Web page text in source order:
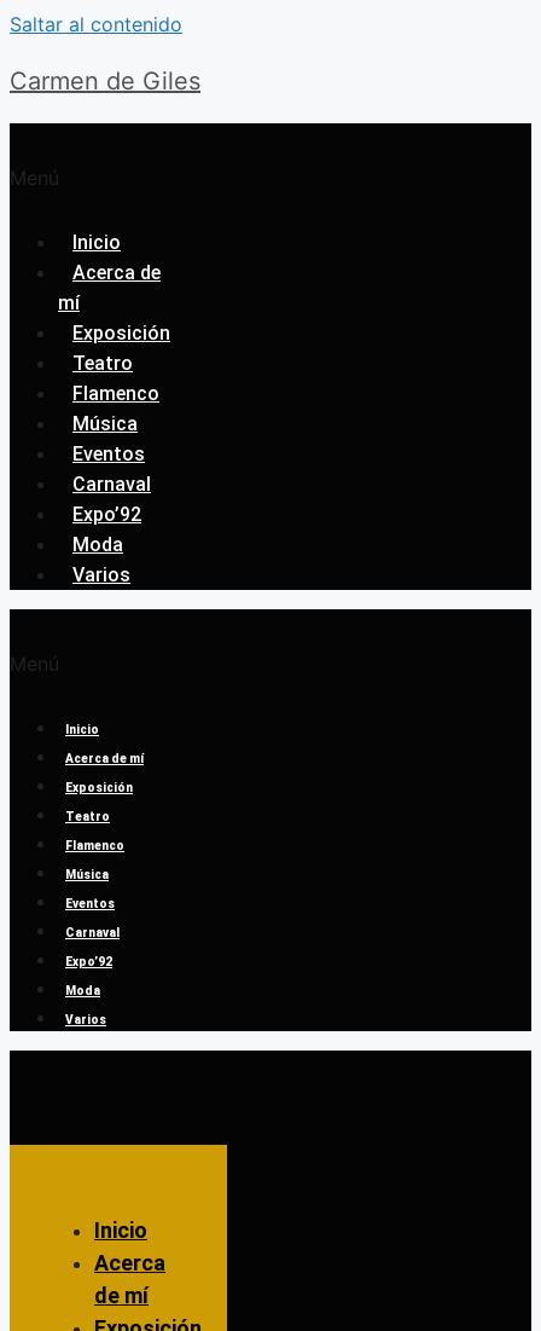
Saltar al contenido
Carmen de Giles
Menú
Inicio
Acerca de
mí
Exposición
Teatro
Flamenco
Música
Eventos
Carnaval
Expo’92
Moda
Varios
Menú
Inicio
Acerca de mí
Exposición
Teatro
Flamenco
Música
Eventos
Carnaval
Expo’92
Moda
Varios
Inicio
Acerca
de mí